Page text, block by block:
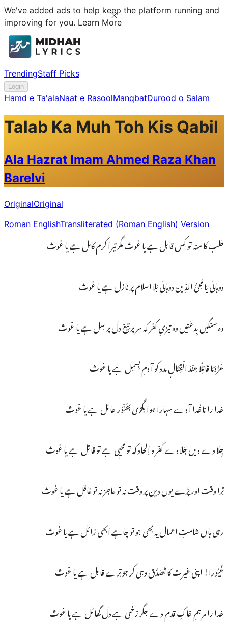
We've added ads to help keep the platform running and
improving for you. Learn More
TrendingStaff Picks
Login
Hamd e Ta'alaNaat e RasoolManqbatDurood o Salam
Talab Ka Muh Toh Kis Qabil
Ala Hazrat Imam Ahmed Raza Khan
Barelvi
OriginalOriginal
Roman EnglishTransliterated (Roman English) Version
طلب کا منہ تو کس قابل ہے یا غوث مگر تیرا کرم کامل ہے یا غوث
دوہائی یَا مُحِیُّ الدِّین دوہائی بَلا اسلام پر نازل ہے یا غوث
وہ سنگیں بِدعَتیں وہ تیزیِ کفر کہ سر پر تِیغ دل پر سِل ہے یا غوث
عَزُوْمًا قَاتِلًا عِنْدَ الْقِتَالٖ مدد کو آ دمِ بِسمِل ہے یا غوث
خدا را ناخُدا آ دے سہارا ہوا بگڑی بھَنْوَر حائل ہے یا غوث
جِلا دے دیں جَلا دے کفر و اِلحاد کہ تو محیٖی ہے تو قاتل ہے یا غوث
تِرا وقت اور پڑے یوں دین پر وقت نہ تو عاجز نہ تو غافل ہے یا غوث
رہی ہاں شامتِ اعمال یہ بھی جو تو چاہے ابھی زائل ہے یا غوث
غَیُورا! اپنی غیرت کا تَصَدُّق وہی کر جو تِرے قابل ہے یا غوث
خدا را مرہمِ خاکِ قدم دے جگر زخمی ہے دل گھائل ہے یا غوث